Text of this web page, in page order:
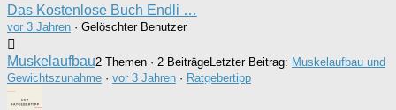
Das Kostenlose Buch Endli …
vor 3 Jahren · Gelöschter Benutzer
Muskelaufbau2 Themen · 2 BeiträgeLetzter Beitrag: Muskelaufbau und
Gewichtszunahme · vor 3 Jahren · Ratgebertipp